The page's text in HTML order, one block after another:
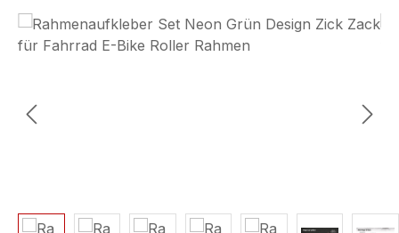
Bildergalerie überspringen